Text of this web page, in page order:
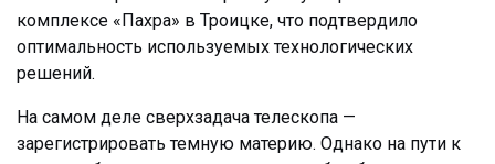
комплексе «Пахра» в Троицке, что подтвердило
оптимальность используемых технологических
решений.
На самом деле сверхзадача телескопа —
зарегистрировать темную материю. Однако на пути к